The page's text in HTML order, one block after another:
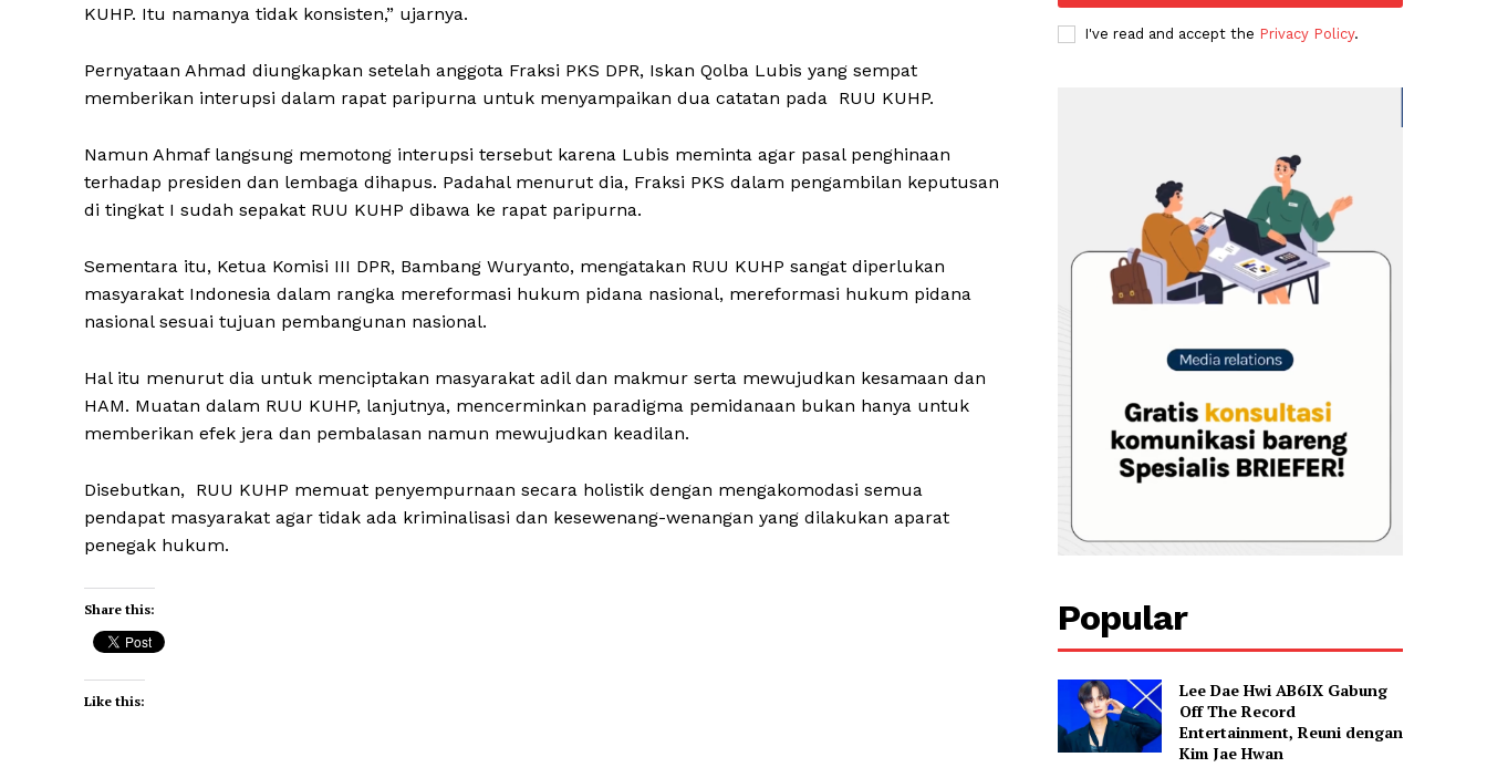
KUHP. Itu namanya tidak konsisten,” ujarnya.
Pernyataan Ahmad diungkapkan setelah anggota Fraksi PKS DPR, Iskan Qolba Lubis yang sempat
memberikan interupsi dalam rapat paripurna untuk menyampaikan dua catatan pada RUU KUHP.
Namun Ahmaf langsung memotong interupsi tersebut karena Lubis meminta agar pasal penghinaan
terhadap presiden dan lembaga dihapus. Padahal menurut dia, Fraksi PKS dalam pengambilan keputusan
di tingkat I sudah sepakat RUU KUHP dibawa ke rapat paripurna.
Sementara itu, Ketua Komisi III DPR, Bambang Wuryanto, mengatakan RUU KUHP sangat diperlukan
masyarakat Indonesia dalam rangka mereformasi hukum pidana nasional, mereformasi hukum pidana
nasional sesuai tujuan pembangunan nasional.
Hal itu menurut dia untuk menciptakan masyarakat adil dan makmur serta mewujudkan kesamaan dan
HAM. Muatan dalam RUU KUHP, lanjutnya, mencerminkan paradigma pemidanaan bukan hanya untuk
memberikan efek jera dan pembalasan namun mewujudkan keadilan.
Disebutkan, RUU KUHP memuat penyempurnaan secara holistik dengan mengakomodasi semua
pendapat masyarakat agar tidak ada kriminalisasi dan kesewenang-wenangan yang dilakukan aparat
penegak hukum.
Share this:
Like this:
I've read and accept the Privacy Policy.
Popular
Lee Dae Hwi AB6IX Gabung
Off The Record
Entertainment, Reuni dengan
Kim Jae Hwan